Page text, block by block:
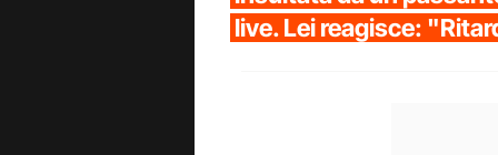
live. Lei reagisce: